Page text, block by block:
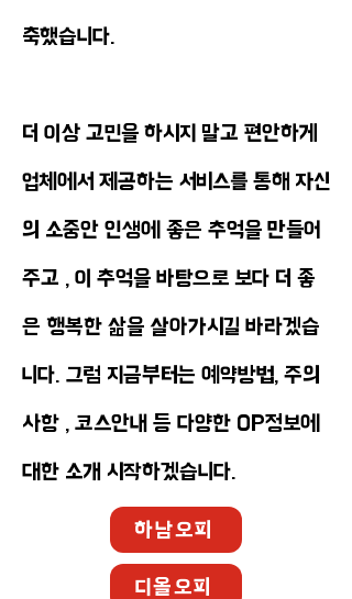
축했습니다.
​더 이상 고민을 하시지 말고 편안하게
업체에서 제공하는 서비스를 통해 자신
의 소중안 인생에 좋은 추억을 만들어
주고 , 이 추억을 바탕으로 보다 더 좋
은 행복한 삶을 살아가시길 바라겠습
니다. 그럼 지금부터는 예약방법, 주의
사항 , 코스안내 등 다양한 OP정보에
대한 소개 시작하겠습니다.​
하남오피
디올오피